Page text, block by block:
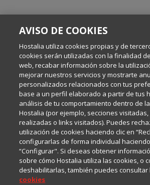
Escrito por el equipo de Comunicación de
Internet y Tecnología.
Política de privacidad
Política de cookies
Aviso legal
AVISO DE COOKIES
Hostalia utiliza cookies propias y de
cookies serán utilizadas con la finalidad
web, recabar información sobre la
mejorar nuestros servicios y mostrarte
personalizados relacionados con tus
base a un perfil elaborado a partir de tus
análisis de tu comportamiento dentro de
Hostalia (por ejemplo, secciones
realizadas o links visitados). Puedes
utilización de cookies haciendo clic en
configurarlas de forma individual
“Configurar". Si deseas obtener
sobre cómo Hostalia utiliza las cookies, o
deshabilitarlas, también puedes consultar
cookies